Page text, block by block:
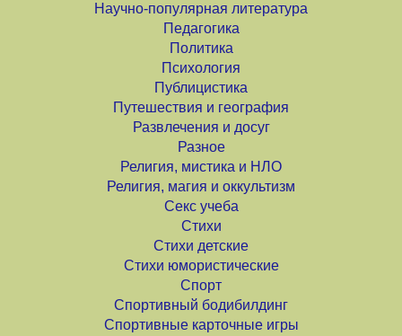
Научно-популярная литература
Педагогика
Политика
Психология
Публицистика
Путешествия и география
Развлечения и досуг
Разное
Религия, мистика и НЛО
Религия, магия и оккультизм
Секс учеба
Стихи
Стихи детские
Стихи юмористические
Спорт
Спортивный бодибилдинг
Спортивные карточные игры